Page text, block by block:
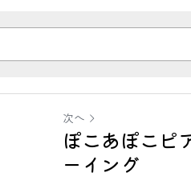
次へ
ぽこあぽこピ
ーイング